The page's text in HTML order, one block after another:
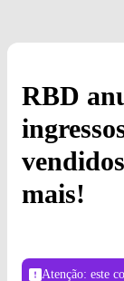
RBD
mais!
Atenção: este